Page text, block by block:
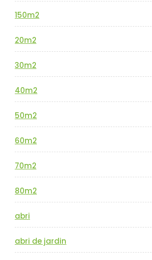
150m2
20m2
30m2
40m2
50m2
60m2
70m2
80m2
abri
abri de jardin